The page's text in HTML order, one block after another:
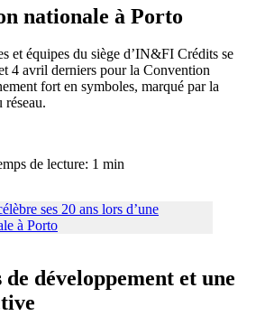
nationale à Porto
et équipes du siège d’IN&FI Crédits se
4 avril derniers pour la Convention
fort en symboles, marqué par la
réseau.
de lecture: 1 min
de développement et une